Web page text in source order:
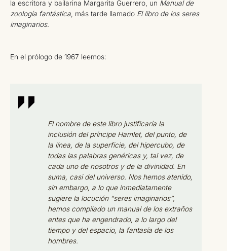
la escritora y bailarina Margarita Guerrero, un Manual de
zoología fantástica, más tarde llamado El libro de los seres
imaginarios.
En el prólogo de 1967 leemos:
El nombre de este libro justificaría la
inclusión del príncipe Hamlet, del punto, de
la línea, de la superficie, del hipercubo, de
todas las palabras genéricas y, tal vez, de
cada uno de nosotros y de la divinidad. En
suma, casi del universo. Nos hemos atenido,
sin embargo, a lo que inmediatamente
sugiere la locución “seres imaginarios”,
hemos compilado un manual de los extraños
entes que ha engendrado, a lo largo del
tiempo y del espacio, la fantasía de los
hombres.